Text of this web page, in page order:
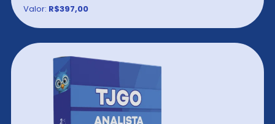
Valor: R$397,00